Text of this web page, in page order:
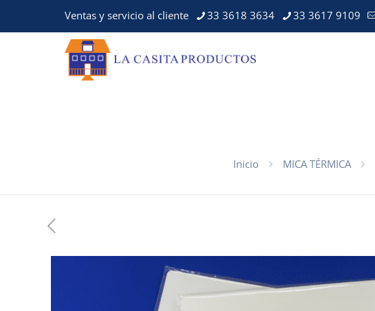
Ventas y servicio al cliente 33 3618 3634 33 3617 9109
Inicio MICA TÉRMICA